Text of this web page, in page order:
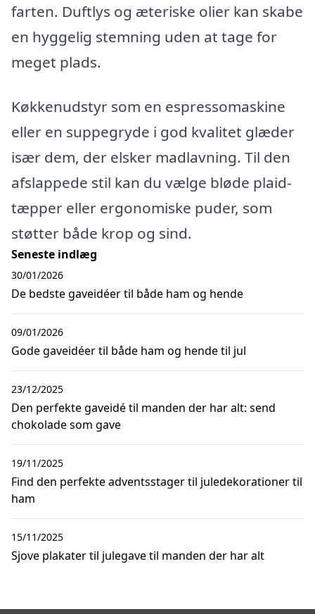
farten. Duftlys og æteriske olier kan skabe
en hyggelig stemning uden at tage for
meget plads.
Køkkenudstyr som en espressomaskine
eller en suppegryde i god kvalitet glæder
især dem, der elsker madlavning. Til den
afslappede stil kan du vælge bløde plaid-
tæpper eller ergonomiske puder, som
støtter både krop og sind.
Seneste indlæg
De bedste gaveidéer til både ham og hende
30/01/2026
Gode gaveidéer til både ham og hende til jul
09/01/2026
Den perfekte gaveidé til manden der har alt: send
chokolade som gave
23/12/2025
Find den perfekte adventsstager til juledekorationer til
ham
19/11/2025
Sjove plakater til julegave til manden der har alt
15/11/2025